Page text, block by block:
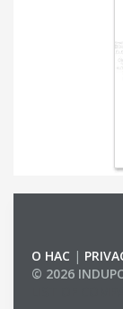
О НАС |
© 2026